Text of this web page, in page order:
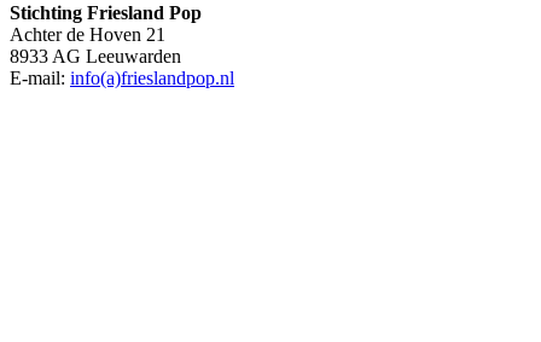
Stichting Friesland Pop
Achter de Hoven 21
8933 AG Leeuwarden
E-mail: info(a)frieslandpop.nl